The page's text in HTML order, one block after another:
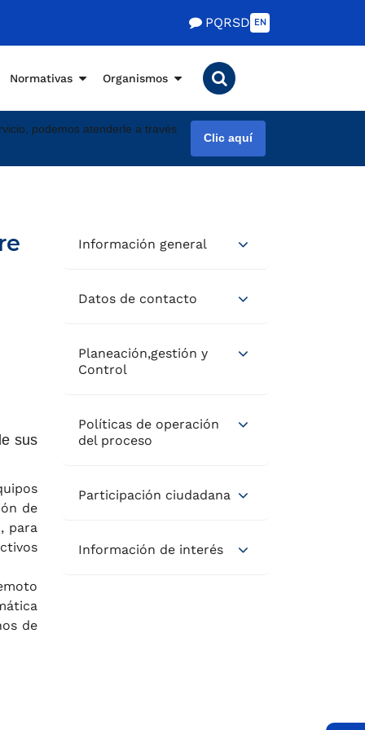
PQRSD EN
Normativas Organismos
podemos atenderle a través
Clic aquí
sus
de
para
de
Información general
Datos de contacto
Planeación,gestión y
Control
Políticas de operación
del proceso
Participación ciudadana
Información de interés